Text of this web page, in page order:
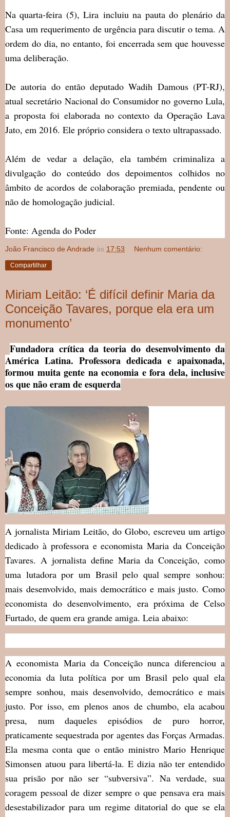
Na quarta-feira (5), Lira incluiu na pauta do plenário da
Casa um requerimento de urgência para discutir o tema. A
ordem do dia, no entanto, foi encerrada sem que houvesse
uma deliberação.
De autoria do então deputado Wadih Damous (PT-RJ),
atual secretário Nacional do Consumidor no governo Lula,
a proposta foi elaborada no contexto da Operação Lava
Jato, em 2016. Ele próprio considera o texto ultrapassado.
Além de vedar a delação, ela também criminaliza a
divulgação do conteúdo dos depoimentos colhidos no
âmbito de acordos de colaboração premiada, pendente ou
não de homologação judicial.
Fonte: Agenda do Poder
João Francisco de Andrade às 17:53 Nenhum comentário:
Compartilhar
Miriam Leitão: ‘É difícil definir Maria da
Conceição Tavares, porque ela era um
monumento’
Fundadora crítica da teoria do desenvolvimento da
América Latina. Professora dedicada e apaixonada,
formou muita gente na economia e fora dela, inclusive
os que não eram de esquerda
A jornalista Miriam Leitão, do Globo, escreveu um artigo
dedicado à professora e economista Maria da Conceição
Tavares. A jornalista define Maria da Conceição, como
uma lutadora por um Brasil pelo qual sempre sonhou:
mais desenvolvido, mais democrático e mais justo. Como
economista do desenvolvimento, era próxima de Celso
Furtado, de quem era grande amiga. Leia abaixo:
A economista Maria da Conceição nunca diferenciou a
economia da luta política por um Brasil pelo qual ela
sempre sonhou, mais desenvolvido, democrático e mais
justo. Por isso, em plenos anos de chumbo, ela acabou
presa, num daqueles episódios de puro horror,
praticamente sequestrada por agentes das Forças Armadas.
Ela mesma conta que o então ministro Mario Henrique
Simonsen atuou para libertá-la. E dizia não ter entendido
sua prisão por não ser “subversiva”. Na verdade, sua
coragem pessoal de dizer sempre o que pensava era mais
desestabilizador para um regime ditatorial do que se ela